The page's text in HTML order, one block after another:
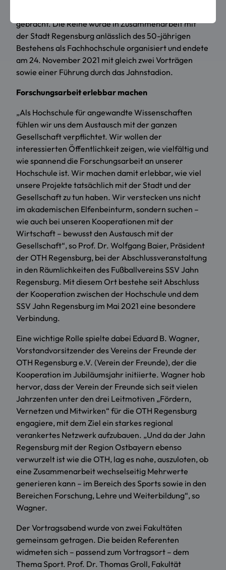
gebracht. Die Reihe wurde in Zusammenarbeit mit
der Stadt Regensburg anlässlich des 50-jährigen
Bestehens als Fachhochschule organisiert und endete
am 24. November 2021 mit gleich zwei Vorträgen
sowie einer Führung durch das Jahnstadion.
Forschungsarbeit erlebbar machen
„Als Hochschule für angewandte Wissenschaften
fühlen wir uns dem Austausch mit der ganzen
Gesellschaft verpflichtet. Wir wollen der
interessierten Öffentlichkeit zeigen, wie vielfältig und
wie spannend die Forschungsarbeit an unserer
Hochschule ist. Wir machen damit erlebbar, wie viel
unsere Projekte tatsächlich mit der Stadt und der
Gesellschaft zu tun haben. Wir verstecken uns nicht
im akademischen Elfenbeinturm, sondern suchen –
wie auch bei unseren Kooperationen mit der
Wirtschaft – bewusst den Austausch mit der
Gesellschaft“, so Prof. Dr. Wolfgang Baier, Präsident
der OTH Regensburg, bei der Abschlussveranstaltung
in den Räumlichkeiten des Fußballvereins SSV Jahn
Regensburg. Mit diesem Ort bestehe seit Abschluss
der Kooperation zwischen der Hochschule und dem
SSV Jahn Regensburg im Mai 2021 eine besondere
Verbindung.
Eine wichtige Rolle spielte dabei Eduard B. Wagner,
Vorstandvorsitzender des Vereins der Freunde der
OTH Regensburg e.V. (Verein der Freunde), der die
Kooperation im Jubiläumsjahr initiierte. Wagner hob
hervor, dass der Verein der Freunde sich seit vielen
Jahrzenten unter den drei Leitmotiven „Fördern,
Vernetzen und Mitwirken“ für die OTH Regensburg
engagiere, mit dem Ziel ein starkes regional
verankertes Netzwerk aufzubauen. „Und da der Jahn
Regensburg mit der Region Ostbayern ebenso
verwurzelt ist wie die OTH, lag es nahe, auszuloten, ob
eine Zusammenarbeit wechselseitig Mehrwerte
generieren kann – im Bereich des Sports sowie in den
Bereichen Forschung, Lehre und Weiterbildung“, so
Wagner.
Der Vortragsabend wurde von zwei Fakultäten
gemeinsam getragen. Die beiden Referenten
widmeten sich – passend zum Vortragsort – dem
Thema Sport. Prof. Dr. Thomas Groll, Fakultät